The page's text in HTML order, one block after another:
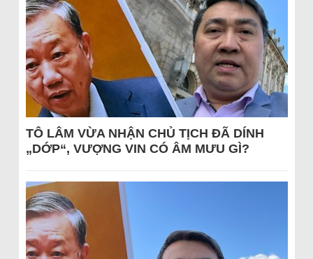
TÔ LÂM VỪA NHẬN CHỦ TỊCH ĐÃ DÍNH
„DỚP“, VƯỢNG VIN CÓ ÂM MƯU GÌ?